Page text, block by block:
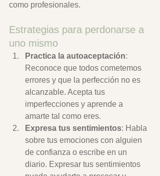
como profesionales.
Estrategias para perdonarse a
uno mismo
Practica la autoaceptación:
Reconoce que todos cometemos
errores y que la perfección no es
alcanzable. Acepta tus
imperfecciones y aprende a
amarte tal como eres.
Expresa tus sentimientos: Habla
sobre tus emociones con alguien
de confianza o escribe en un
diario. Expresar tus sentimientos